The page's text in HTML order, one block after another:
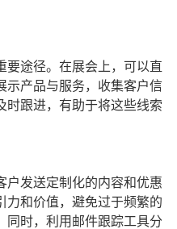
要途径。在展会上，可以直
示产品与服务，收集客户信
时跟进，有助于将这些线索
户发送定制化的内容和优惠
力和价值，避免过于频繁的
同时，利用邮件跟踪工具分